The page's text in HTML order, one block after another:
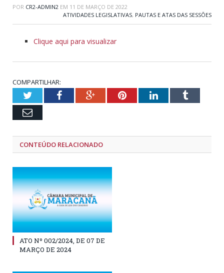
POR CR2-ADMIN2 EM 11 DE MARÇO DE 2022
ATIVIDADES LEGISLATIVAS, PAUTAS E ATAS DAS SESSÕES
Clique aqui para visualizar
COMPARTILHAR:
TwitterFacebookGoogle+PinterestLinkedInTumblr
Email
CONTEÚDO RELACIONADO
ATO Nº 002/2024, DE 07 DE
MARÇO DE 2024